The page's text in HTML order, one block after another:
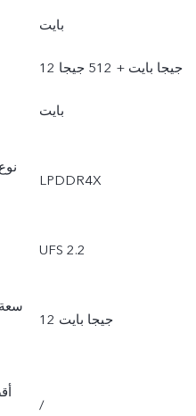
بايت
12 جيجا بايت + 512 جيجا
بايت
LPDDR4X
UFS 2.2
12 جيجا بايت
/